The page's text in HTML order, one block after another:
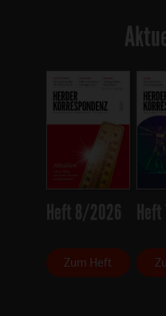
Heft 8/2026
Zum Heft